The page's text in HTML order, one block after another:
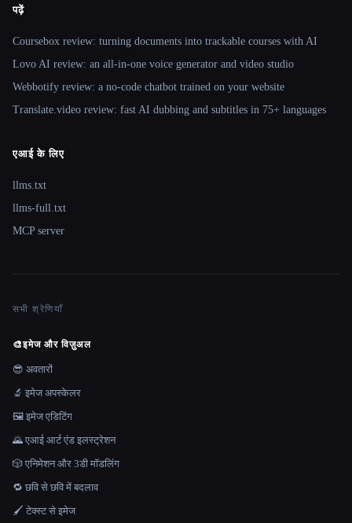
पढ़ें
Coursebox review: turning documents into trackable courses with AI
Lovo AI review: an all-in-one voice generator and video studio
Webbotify review: a no-code chatbot trained on your website
Translate.video review: fast AI dubbing and subtitles in 75+ languages
एआई के लिए
llms.txt
llms-full.txt
MCP server
सभी श्रेणियाँ
🎨इमेज और विज़ुअल
😎 अवतारों
🔬 इमेज अपस्केलर
🖼️ इमेज एडिटिंग
🌄 एआई आर्ट एंड इलस्ट्रेशन
🎲 एनिमेशन और 3डी मॉडलिंग
🔁 छवि से छवि में बदलाव
🖌️ टेक्स्ट से इमेज